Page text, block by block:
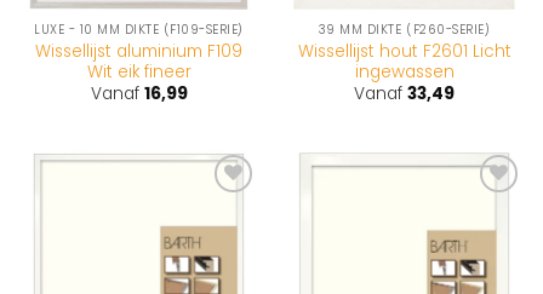
LUXE - 10 MM DIKTE (F109-SERIE)
Wissellijst aluminium F109
Wit eik fineer
Vanaf 16,99
39 MM DIKTE (F260-SERIE)
Wissellijst hout F2601 Licht
ingewassen
Vanaf 33,49
aan
wenslijst
aan
wenslijst